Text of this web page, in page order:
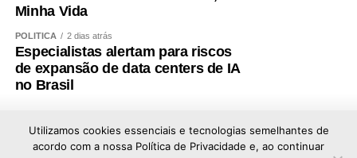
Minha Vida
POLÍTICA 2 dias atrás
Especialistas alertam para riscos
de expansão de data centers de IA
no Brasil
Utilizamos cookies essenciais e tecnologias semelhantes de
acordo com a nossa Política de Privacidade e, ao continuar